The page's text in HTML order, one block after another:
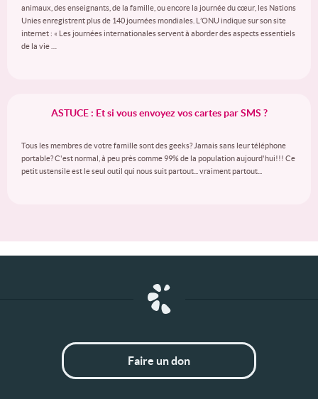
animaux, des enseignants, de la famille, ou encore la journée du cœur, les Nations
Unies enregistrent plus de 140 journées mondiales. L’ONU indique sur son site
internet : « Les journées internationales servent à aborder des aspects essentiels
de la vie …
ASTUCE : Et si vous envoyez vos cartes par SMS ?
Tous les membres de votre famille sont des geeks? Jamais sans leur téléphone
portable? C'est normal, à peu près comme 99% de la population aujourd'hui!!! Ce
petit ustensile est le seul outil qui nous suit partout... vraiment partout...
Faire un don